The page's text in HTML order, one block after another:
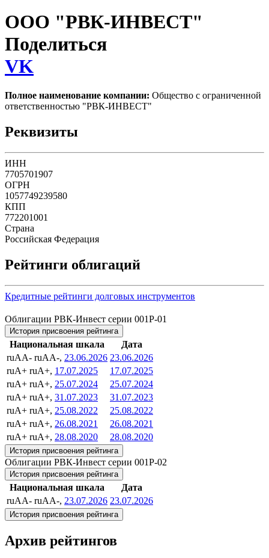
ООО "РВК-ИНВЕСТ"
Поделиться
VK
Полное наименование компании: Общество с ограниченной
ответственностью "РВК-ИНВЕСТ"
Реквизиты
ИНН
7705701907
ОГРН
1057749239580
КПП
772201001
Страна
Российская Федерация
Рейтинги облигаций
Кредитные рейтинги долговых инструментов
Облигации РВК-Инвест серии 001Р-01
История присвоения рейтинга
Национальная шкала
Дата
ruAA- ruAA-, 23.06.2026 23.06.2026
ruA+ ruA+, 17.07.2025
17.07.2025
ruA+ ruA+, 25.07.2024
25.07.2024
ruA+ ruA+, 31.07.2023
31.07.2023
ruA+ ruA+, 25.08.2022
25.08.2022
ruA+ ruA+, 26.08.2021
26.08.2021
ruA+ ruA+, 28.08.2020 28.08.2020
История присвоения рейтинга
Облигации РВК-Инвест серии 001Р-02
История присвоения рейтинга
Национальная шкала
Дата
ruAA- ruAA-, 23.07.2026 23.07.2026
История присвоения рейтинга
Архив рейтингов